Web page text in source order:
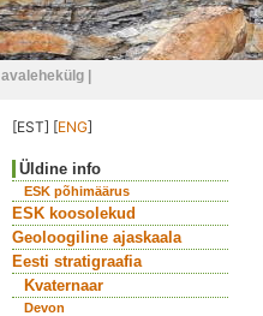
avalehekülg
[EST] [ENG]
Üldine info
ESK põhimäärus
ESK koosolekud
Geoloogiline ajaskaala
Eesti stratigraafia
Kvaternaar
Devon